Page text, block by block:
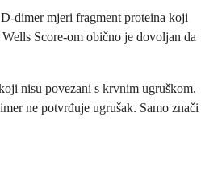
dimer mjeri fragment proteina koji
Score-om obično je dovoljan da
nisu povezani s krvnim ugruškom.
ne potvrđuje ugrušak. Samo znači